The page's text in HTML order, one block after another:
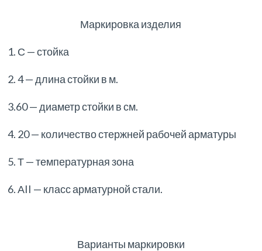
Маркировка изделия
1. С — стойка
2. 4 — длина стойки в м.
3.60 — диаметр стойки в см.
4. 20 — количество стержней рабочей арматуры
5. Т — температурная зона
6. АII — класс арматурной стали.
Варианты маркировки